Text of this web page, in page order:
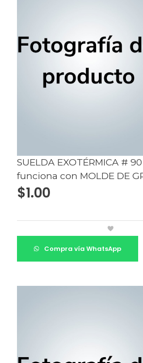
SUELDA EXOTÉRMICA # 90
funciona con MOLDE DE
$1.00
Compra vía WhatsApp